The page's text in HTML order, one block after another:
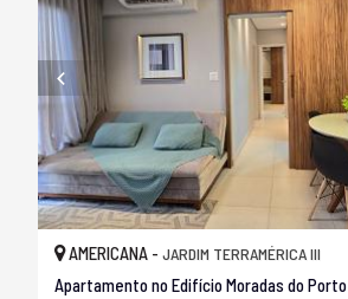
AMERICANA - JARDIM TERRAMÉRICA III
Apartamento no Edifício Moradas do Porto